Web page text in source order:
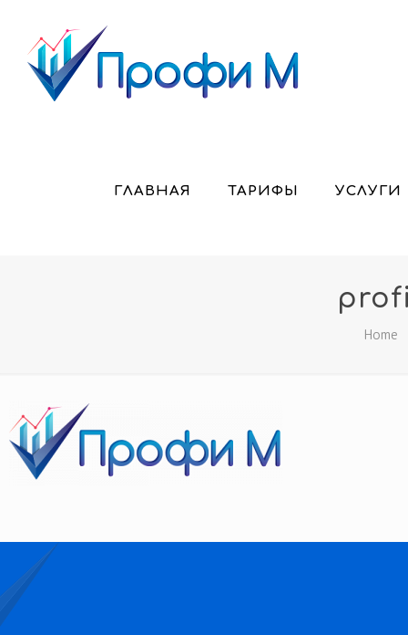
ГЛАВНАЯ ТАРИФЫ УСЛУГИ
Home